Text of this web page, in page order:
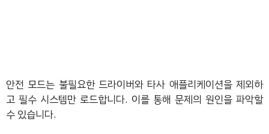
안전 모드는 불필요한 드라이버와 타사 애플리케이션을 제외하
고 필수 시스템만 로드합니다. 이를 통해 문제의 원인을 파악할
수 있습니다.